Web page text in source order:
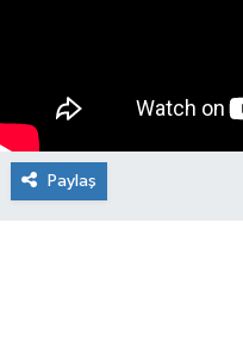
Paylaş